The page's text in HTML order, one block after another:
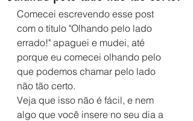
Comecei escrevendo esse post
com o título "Olhando pelo lado
errado!" apaguei e mudei, até
porque eu comecei olhando pelo
que podemos chamar pelo lado
não tão certo.
Veja que isso não é fácil, e nem
algo que você insere no seu dia a